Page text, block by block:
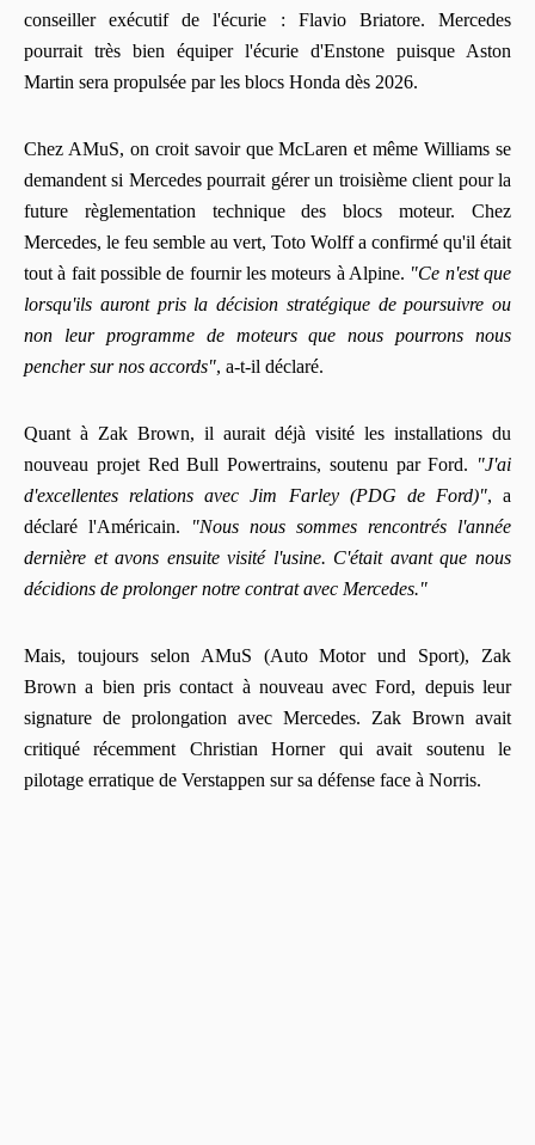
conseiller exécutif de l'écurie : Flavio Briatore. Mercedes
pourrait très bien équiper l'écurie d'Enstone puisque Aston
Martin sera propulsée par les blocs Honda dès 2026.
Chez AMuS, on croit savoir que McLaren et même Williams se
demandent si Mercedes pourrait gérer un troisième client pour la
future règlementation technique des blocs moteur. Chez
Mercedes, le feu semble au vert, Toto Wolff a confirmé qu'il était
tout à fait possible de fournir les moteurs à Alpine. "Ce n'est que
lorsqu'ils auront pris la décision stratégique de poursuivre ou
non leur programme de moteurs que nous pourrons nous
pencher sur nos accords", a-t-il déclaré.
Quant à Zak Brown, il aurait déjà visité les installations du
nouveau projet Red Bull Powertrains, soutenu par Ford. "J'ai
d'excellentes relations avec Jim Farley (PDG de Ford)", a
déclaré l'Américain.
"Nous nous sommes rencontrés l'année
dernière et avons ensuite visité l'usine. C'était avant que nous
décidions de prolonger notre contrat avec Mercedes."
Mais, toujours selon AMuS (Auto Motor und Sport), Zak
Brown a bien pris contact à nouveau avec Ford, depuis leur
signature de prolongation avec Mercedes. Zak Brown avait
critiqué récemment Christian Horner qui avait soutenu le
pilotage erratique de Verstappen sur sa défense face à Norris.